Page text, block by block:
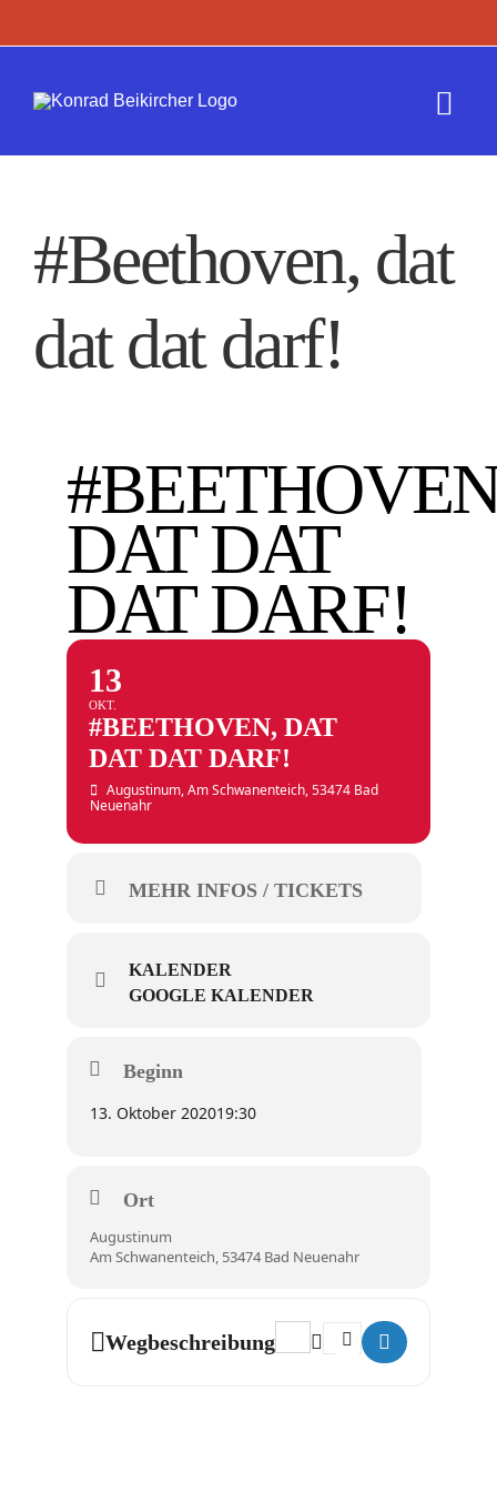
Inhalt
Werk
#Beethoven, dat
dat dat darf!
DAT DAT
DAT DARF!
13
OKT.
#BEETHOVEN, DAT
DAT DAT DARF!
Augustinum, Am Schwanenteich, 53474 Bad
Neuenahr
MEHR INFOS / TICKETS
KALENDER
GOOGLE KALENDER
Beginn
13. Oktober 202019:30
Ort
Augustinum
Am Schwanenteich, 53474 Bad Neuenahr
WegbeschreibungAddress - #Beethoven, dat
Destination Address